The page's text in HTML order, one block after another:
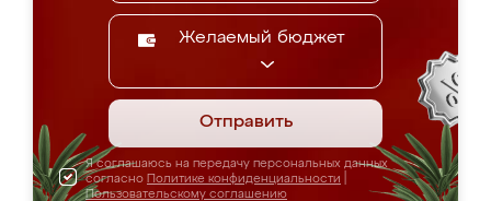
Желаемый бюджет
Отправить
Я соглашаюсь на передачу персональных данных
согласно Политике конфиденциальности
Пользовательскому соглашению